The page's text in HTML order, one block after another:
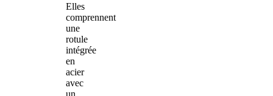
Elles
comprennent
une
rotule
intégrée
en
acier
avec
un